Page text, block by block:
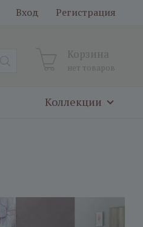
Вход Регистрация
Корзина
нет товаров
Коллекции